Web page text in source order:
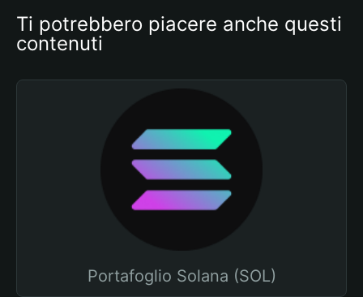
Ti potrebbero piacere anche questi
contenuti
Portafoglio Solana (SOL)